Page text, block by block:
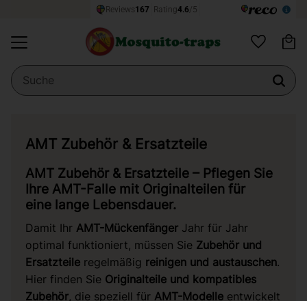
Favoriten
AMT Zubehör & Ersatzteile
AMT Zubehör & Ersatzteile – Pflegen Sie
Ihre AMT-Falle mit Originalteilen für
eine lange Lebensdauer.
Damit Ihr AMT-MückenfängerJahr für Jahr
optimal funktioniert, müssen Sie Zubehör und
Ersatzteileregelmäßig reinigen und austauschen.
Hier finden Sie Originalteile und kompatibles
Zubehör, die speziell für AMT-Modelleentwickelt